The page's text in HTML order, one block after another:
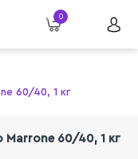
0
60/40, 1 кг
Marrone 60/40, 1 кг